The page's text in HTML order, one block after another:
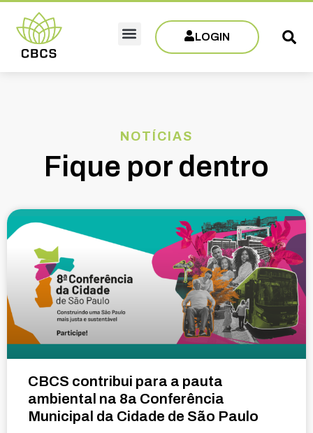
LOGIN
NOTÍCIAS
Fique por dentro
CBCS contribui para a pauta
ambiental na 8a Conferência
Municipal da Cidade de São Paulo